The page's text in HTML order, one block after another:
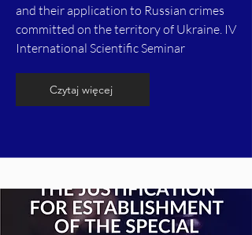
and their application to Russian crimes
committed on the territory of Ukraine. IV
International Scientific Seminar
Czytaj więcej